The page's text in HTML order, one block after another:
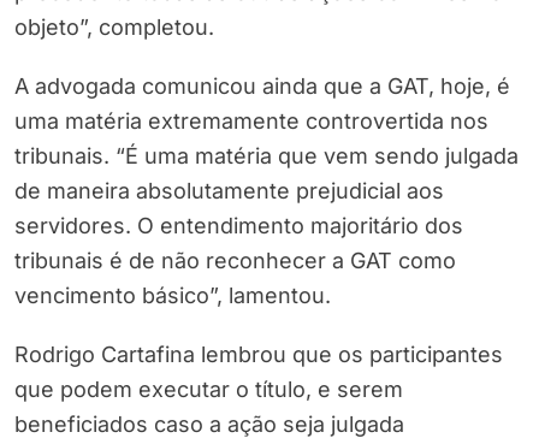
objeto”, completou.
A advogada comunicou ainda que a GAT, hoje, é
uma matéria extremamente controvertida nos
tribunais. “É uma matéria que vem sendo julgada
de maneira absolutamente prejudicial aos
servidores. O entendimento majoritário dos
tribunais é de não reconhecer a GAT como
vencimento básico”, lamentou.
Rodrigo Cartafina lembrou que os participantes
que podem executar o título, e serem
beneficiados caso a ação seja julgada